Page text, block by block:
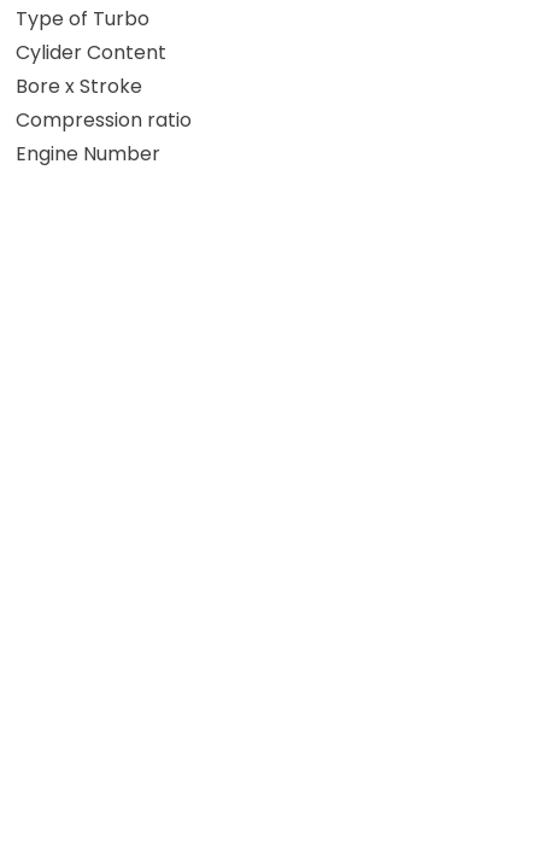
Type of Turbo
Cylider Content
Bore x Stroke
Compression ratio
Engine Number